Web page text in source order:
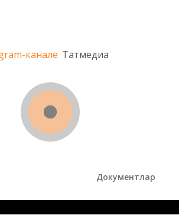
канале Татмедиа
Документлар